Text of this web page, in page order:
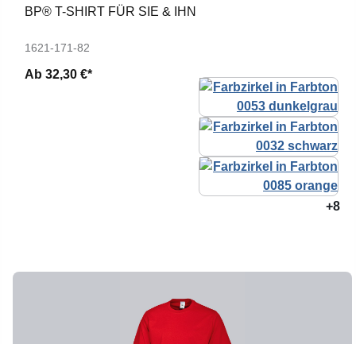
BP® T-SHIRT FÜR SIE & IHN
1621-171-82
Ab 32,30 €*
+8